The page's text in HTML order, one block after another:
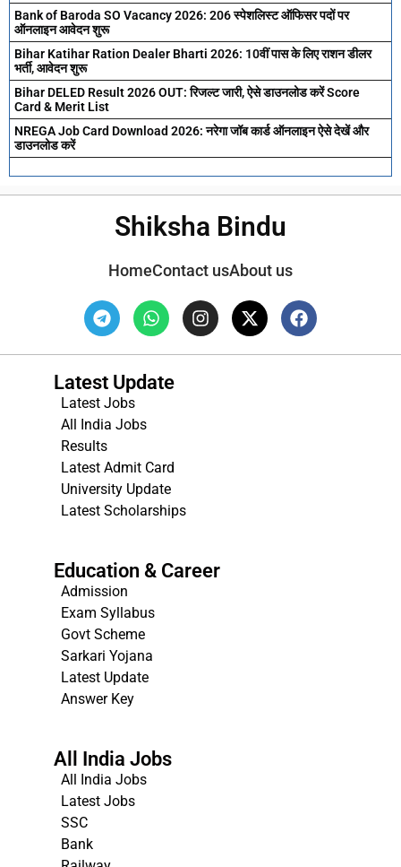
Bank of Baroda SO Vacancy 2026: 206 स्पेशलिस्ट ऑफिसर पदों पर
ऑनलाइन आवेदन शुरू
Bihar Katihar Ration Dealer Bharti 2026: 10वीं पास के लिए राशन डीलर
भर्ती, आवेदन शुरू
Bihar DELED Result 2026 OUT: रिजल्ट जारी, ऐसे डाउनलोड करें Score
Card & Merit List
NREGA Job Card Download 2026: नरेगा जॉब कार्ड ऑनलाइन ऐसे देखें और
डाउनलोड करें
Shiksha Bindu
HomeContact usAbout us
Latest Update
Latest Jobs
All India Jobs
Results
Latest Admit Card
University Update
Latest Scholarships
Education & Career
Admission
Exam Syllabus
Govt Scheme
Sarkari Yojana
Latest Update
Answer Key
All India Jobs
All India Jobs
Latest Jobs
SSC
Bank